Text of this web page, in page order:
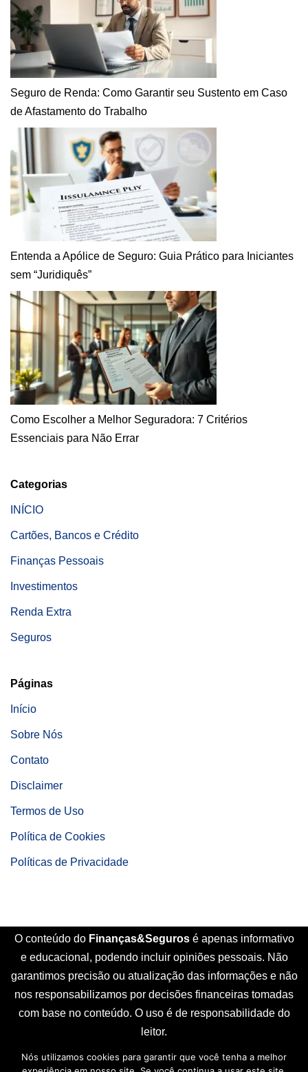
Seguro de Renda: Como Garantir seu Sustento em Caso
de Afastamento do Trabalho
Entenda a Apólice de Seguro: Guia Prático para Iniciantes
sem “Juridiquês”
Como Escolher a Melhor Seguradora: 7 Critérios
Essenciais para Não Errar
Categorias
INÍCIO
Cartões, Bancos e Crédito
Finanças Pessoais
Investimentos
Renda Extra
Seguros
Páginas
Início
Sobre Nós
Contato
Disclaimer
Termos de Uso
Política de Cookies
Políticas de Privacidade
O conteúdo do Finanças&Seguros é apenas informativo
e educacional, podendo incluir opiniões pessoais. Não
garantimos precisão ou atualização das informações e não
nos responsabilizamos por decisões financeiras tomadas
com base no conteúdo. O uso é de responsabilidade do
leitor.
Início Sobre Nós Contato
Disclaimer
Nós utilizamos cookies para garantir que você tenha a melhor